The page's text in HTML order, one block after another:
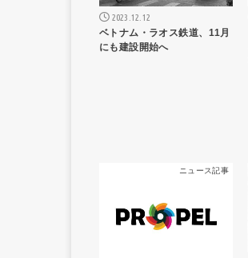
2023.12.12
ベトナム・ラオス鉄道、11月
にも建設開始へ
ニュース記事